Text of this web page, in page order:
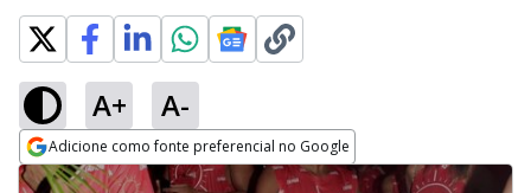
A+ A-
Adicione como fonte preferencial no Google
Opens in new window